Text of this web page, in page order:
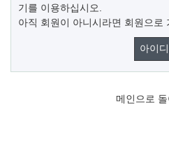
기를 이용하십시오.
아직 회원이 아니시라면 회원으로
아이
메인으로 돌